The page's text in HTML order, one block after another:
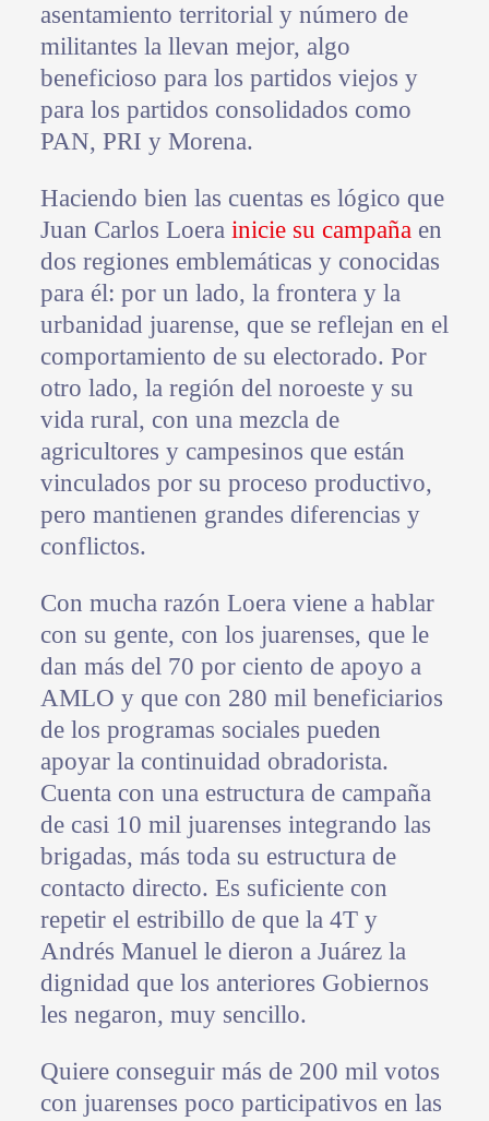
asentamiento territorial y número de
militantes la llevan mejor, algo
beneficioso para los partidos viejos y
para los partidos consolidados como
PAN, PRI y Morena.
Haciendo bien las cuentas es lógico que
Juan Carlos Loera inicie su campañaen
dos regiones emblemáticas y conocidas
para él: por un lado, la frontera y la
urbanidad juarense, que se reflejan en el
comportamiento de su electorado. Por
otro lado, la región del noroeste y su
vida rural, con una mezcla de
agricultores y campesinos que están
vinculados por su proceso productivo,
pero mantienen grandes diferencias y
conflictos.
Con mucha razón Loera viene a hablar
con su gente, con los juarenses, que le
dan más del 70 por ciento de apoyo a
AMLO y que con 280 mil beneficiarios
de los programas sociales pueden
apoyar la continuidad obradorista.
Cuenta con una estructura de campaña
de casi 10 mil juarenses integrando las
brigadas, más toda su estructura de
contacto directo. Es suficiente con
repetir el estribillo de que la 4T y
Andrés Manuel le dieron a Juárez la
dignidad que los anteriores Gobiernos
les negaron, muy sencillo.
Quiere conseguir más de 200 mil votos
con juarenses poco participativos en las